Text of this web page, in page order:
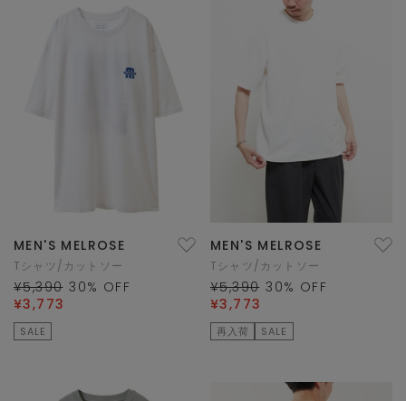
MEN'S MELROSE
Tシャツ/カットソー
¥5,390 30% OFF
¥3,773
SALE
MEN'S MELROSE
Tシャツ/カットソー
¥5,390 30% OFF
¥3,773
再入荷 SALE